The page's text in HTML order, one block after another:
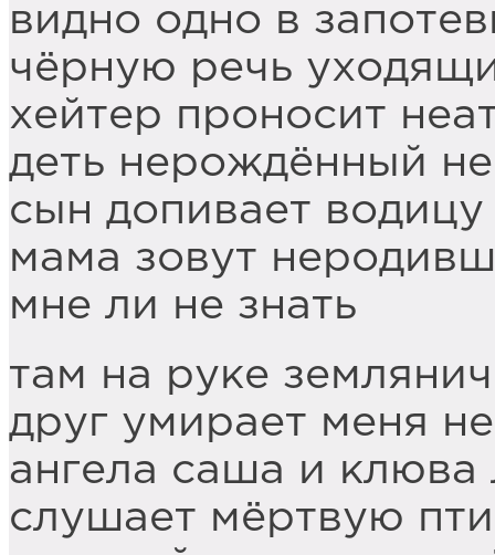
видно одно в
чёрную речь
хейтер проносит
деть нерождённый
сын допивает водицу
мама зовут
мне ли не знать
там на руке
друг умирает меня
ангела саша и клюва
слушает мёртвую